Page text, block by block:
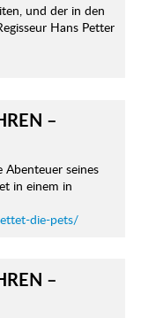
und der in den
Hans Petter
–
seines
in einem in
die-pets/
–